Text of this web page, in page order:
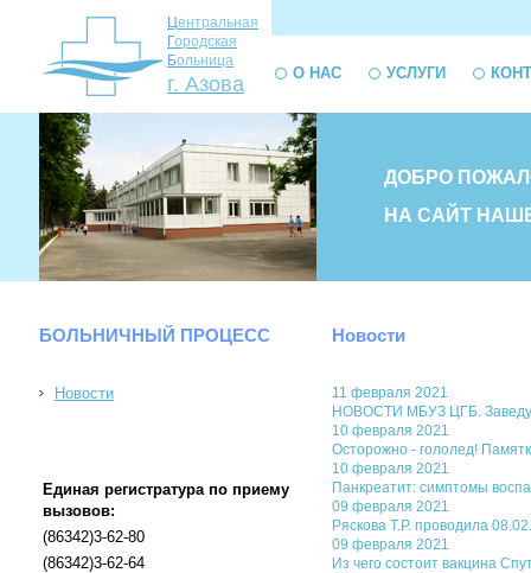
Центральная
Городская
Больница
г. Азова О НАС УСЛУГИ
ДОБРО
НА САЙТ
БОЛЬНИЧНЫЙ ПРОЦЕСС
Новости
Единая регистратура по приему
вызовов:
(86342)3-62-80
(86342)3-62-64
Новости
11 февраля 2021
НОВОСТИ МБУЗ ЦГБ.
10 февраля 2021
Осторожно - гололед!
10 февраля 2021
Панкреатит: симптомы
09 февраля 2021
Ряскова Т.Р. проводила
09 февраля 2021
Из чего состоит вакцина